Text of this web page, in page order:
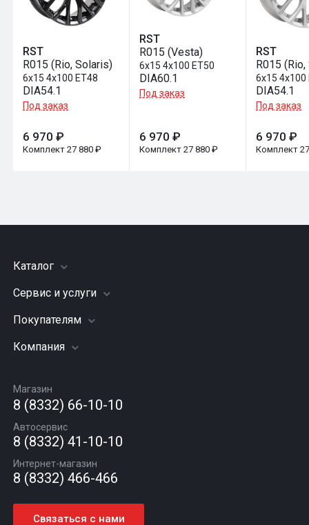
RST
R015 (Rio, Solaris)
6x15 4x100 ET48
DIA54.1
Под заказ
6 970 ₽
Комплект 27 880 ₽
RST
R015 (Vesta)
6x15 4x100 ET50
DIA60.1
Под заказ
6 970 ₽
Комплект 27 880 ₽
RST
R015
6x15 4x100
DIA54.1
Под заказ
6 970 ₽
Комплект
Каталог
Шины
Грузовые шины
Диски
Автомасла
Сервис и услуги
Заправка кондиционера
Подвеска (ходовая часть)
Шиномонтаж
Покупателям
Акции
Гарантии и возврат
Компания
Вакансии
Новости
Статьи
Контакты
Магазин
8 (8332) 66-10-10
Автосервис
8 (8332) 41-10-10
Интернет-магазин
8 (8332) 466-466
Связаться с нами